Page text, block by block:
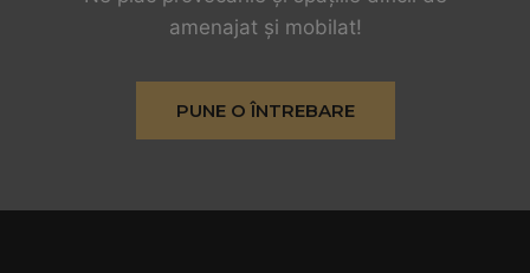
amenajat și mobilat!
PUNE O ÎNTREBARE